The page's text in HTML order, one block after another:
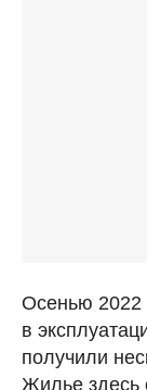
Осенью 2022
в
получили
Жилье здесь